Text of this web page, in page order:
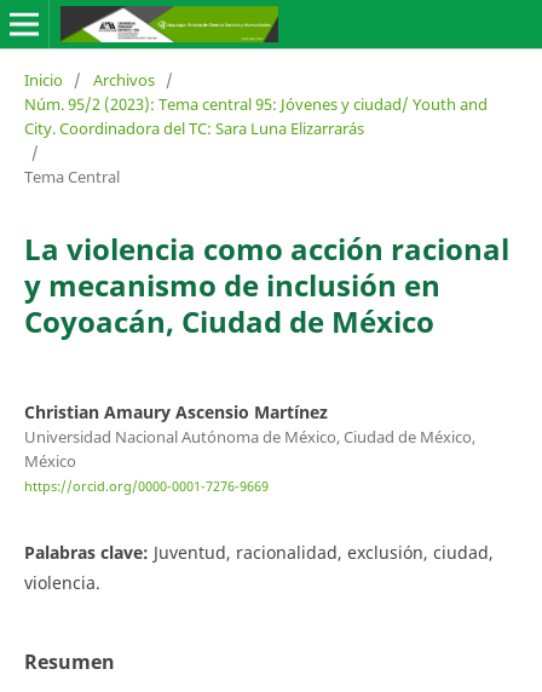
Inicio / Archivos /
Núm. 95/2 (2023): Tema central 95: Jóvenes y ciudad/ Youth and
City. Coordinadora del TC: Sara Luna Elizarrarás
/
Tema Central
La violencia como acción racional
y mecanismo de inclusión en
Coyoacán, Ciudad de México
Christian Amaury Ascensio Martínez
Universidad Nacional Autónoma de México, Ciudad de México,
México
https://orcid.org/0000-0001-7276-9669
Palabras clave: Juventud, racionalidad, exclusión, ciudad,
violencia.
Resumen